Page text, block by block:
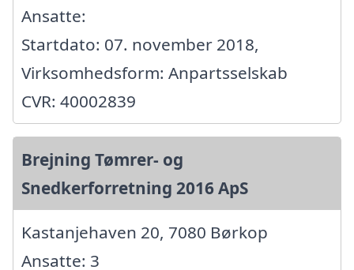
Ansatte:
Startdato: 07. november 2018,
Virksomhedsform: Anpartsselskab
CVR: 40002839
Brejning Tømrer- og
Snedkerforretning 2016 ApS
Kastanjehaven 20, 7080 Børkop
Ansatte: 3